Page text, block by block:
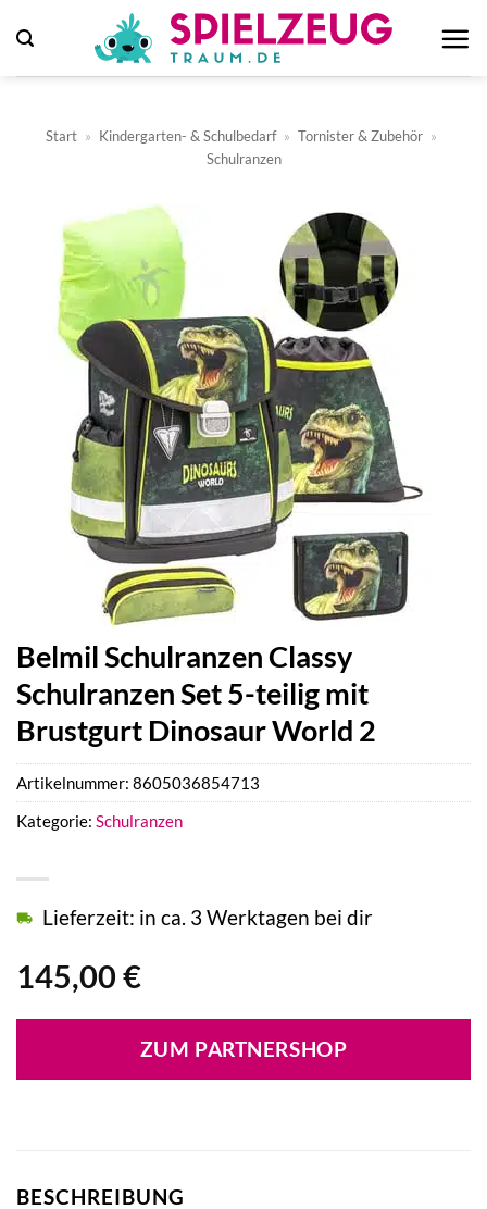
Inhalt
springen
Start » Kindergarten- & Schulbedarf » Tornister & Zubehör »
Schulranzen
Belmil Schulranzen Classy
Schulranzen Set 5-teilig mit
Brustgurt Dinosaur World 2
145,00 €
Lieferzeit: in ca. 3 Werktagen bei dir
ZUM PARTNERSHOP
Artikelnummer: 8605036854713
Kategorie: Schulranzen
BESCHREIBUNG